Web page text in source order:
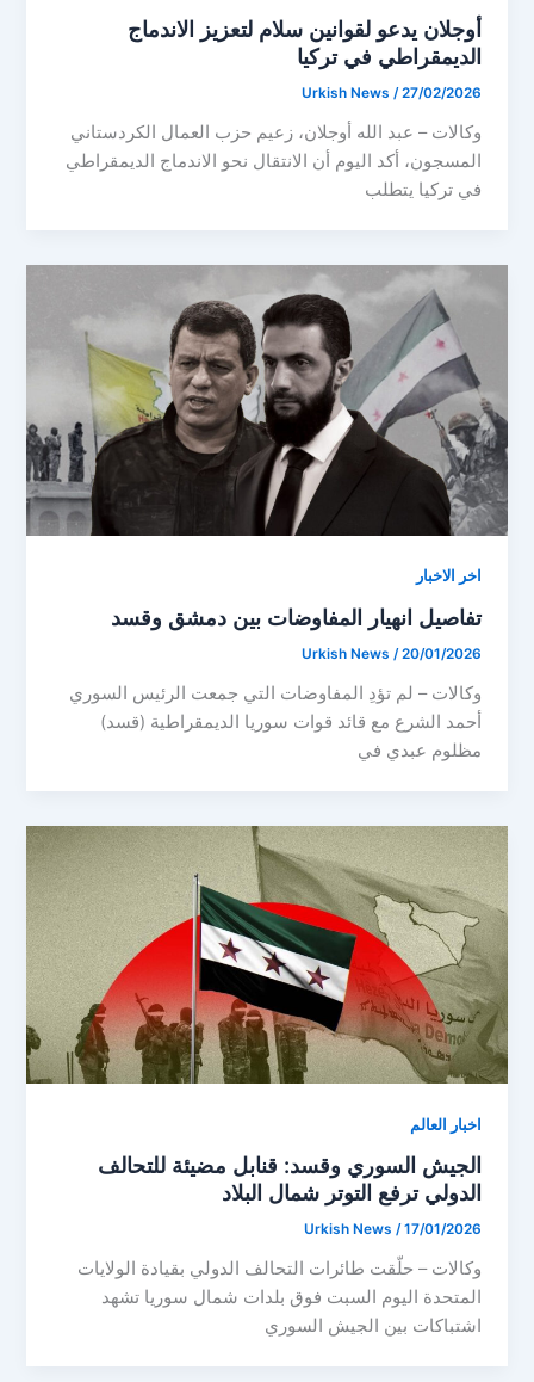
أوجلان يدعو لقوانين سلام لتعزيز الاندماج
الديمقراطي في تركيا
Urkish News /27/02/2026
وكالات – عبد الله أوجلان، زعيم حزب العمال الكردستاني
المسجون، أكد اليوم أن الانتقال نحو الاندماج الديمقراطي
في تركيا يتطلب
اخر الاخبار
تفاصيل انهيار المفاوضات بين دمشق وقسد
Urkish News /20/01/2026
وكالات – لم تؤدِ المفاوضات التي جمعت الرئيس السوري
أحمد الشرع مع قائد قوات سوريا الديمقراطية (قسد)
مظلوم عبدي في
اخبار العالم
الجيش السوري وقسد: قنابل مضيئة للتحالف
الدولي ترفع التوتر شمال البلاد
Urkish News /17/01/2026
وكالات – حلّقت طائرات التحالف الدولي بقيادة الولايات
المتحدة اليوم السبت فوق بلدات شمال سوريا تشهد
اشتباكات بين الجيش السوري